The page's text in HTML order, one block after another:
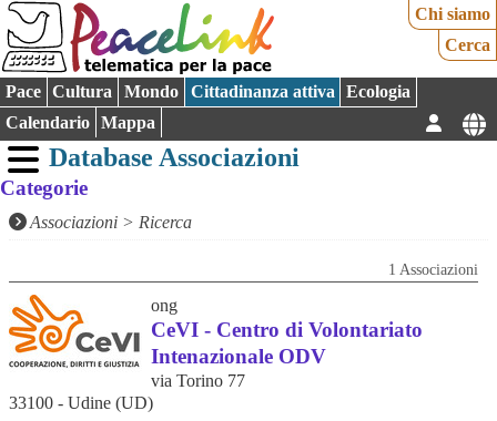
Chi siamo
Cerca
Pace Cultura Mondo Cittadinanza attiva
Ecologia
Calendario
Mappa
Database Associazioni
Categorie
Associazioni > Ricerca
1 Associazioni
ong
CeVI - Centro di Volontariato
Intenazionale ODV
via Torino 77
33100 - Udine (UD)